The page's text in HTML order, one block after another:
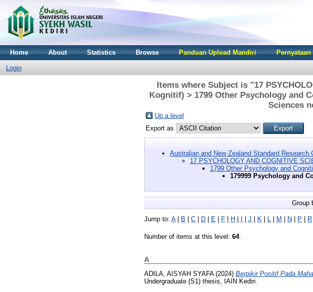
Home About Statistics Browse Panduan Upload Mandiri
Login
Items where Subject is "17
Kognitif) > 1799 Other Psychology and
Sciences
Up a level
Export as
Australian and New Zealand Standard Research
17 PSYCHOLOGY AND COGNITIVE
1799 Other Psychology and
179999 Psychology and
Group
Jump to: A| B | C | D | E | F | H | I | J | K | L | M | N | P | R
Number of items at this level: 64.
A
ADILA, AISYAH SYAFA(2024) Berpikir Positif Pada
Undergraduate (S1) thesis, IAIN Kediri.